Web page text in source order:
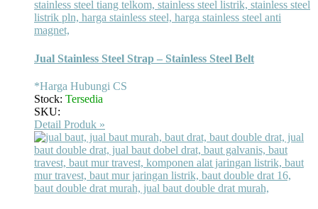
Jual Stainless Steel Strap – Stainless Steel Belt
*Harga Hubungi CS
Stock: Tersedia
SKU:
Detail Produk »